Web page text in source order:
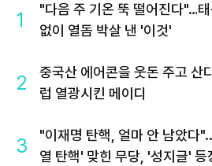
1
"다음 주 기온 뚝 떨어진다"…
없이 열돔 박살 낸 '이것'
2
중국산 에어콘을 웃돈 주고 산
럽 열광시킨 메이디
3
"이재명 탄핵, 얼마 안 남았다
열 탄핵' 맞힌 무당, '성지글' 등